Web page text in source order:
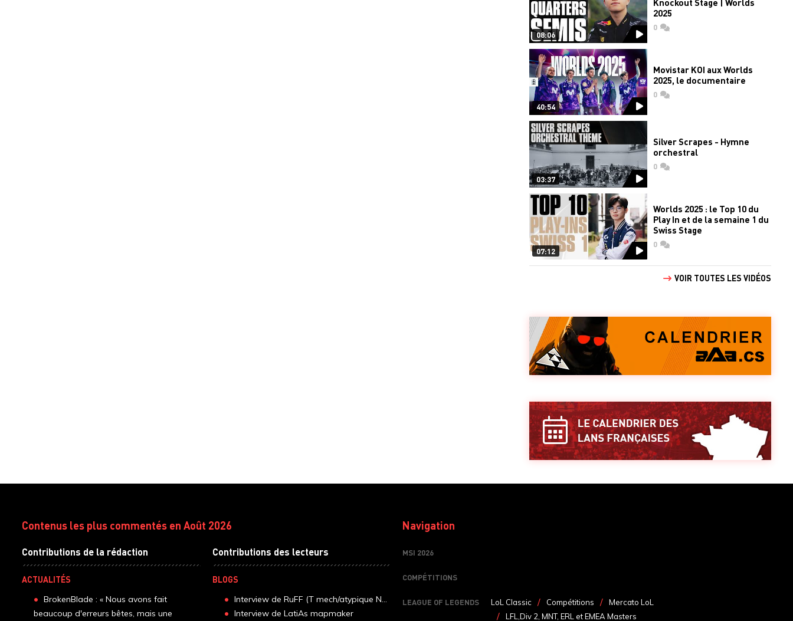
08:06
Knockout Stage | Worlds
2025
0commentaires
40:54
Movistar KOI aux Worlds
2025, le documentaire
0commentaires
03:37
Silver Scrapes - Hymne
orchestral
0commentaires
07:12
Worlds 2025 : le Top 10 du
Play In et de la semaine 1 du
Swiss Stage
0commentaires
VOIR TOUTES LES VIDÉOS
Contenus les plus commentés en Août 2026
Contributions de la rédaction
ACTUALITÉS
BrokenBlade : « Nous avons fait
beaucoup d'erreurs bêtes, mais une
Contributions des lecteurs
BLOGS
Interview de RuFF (T mech/atypique N...
Interview de LatiAs mapmaker
Navigation
MSI 2026
COMPÉTITIONS
LEAGUE OF LEGENDS LoL Classic Compétitions
Mercato LoL
LFL,Div 2, MNT, ERL et EMEA Masters